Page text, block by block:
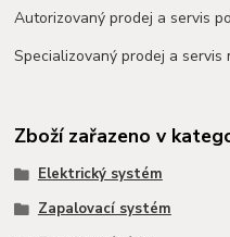
Autorizovaný prodej a servis
Specializovaný prodej a servis
Zboží zařazeno v
Elektrický systém
Zapalovací systém